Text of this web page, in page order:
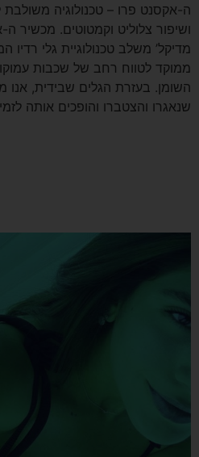
ה-אקסנט פרו – טכנולוגיה משולבת
ושיפור צלוליט וקמטוטים. מכשיר
מדיקל’ משלב טכנולוגיית גלי
ממוקד לטווח רחב של שכבות
השומן. בעזרת הגלים שבידית,
שנאגרו והצטברו והופכים אותה